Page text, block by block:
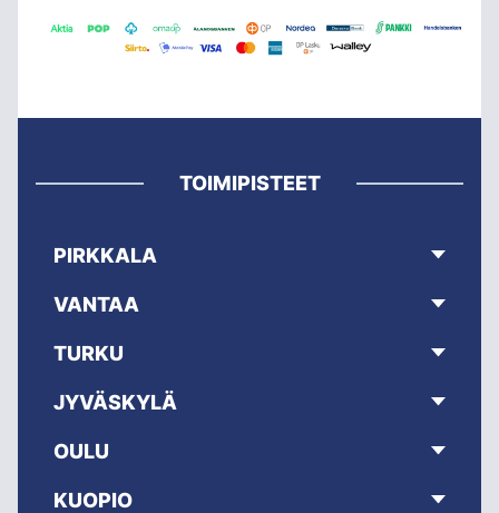
TOIMIPISTEET
PIRKKALA
VANTAA
TURKU
JYVÄSKYLÄ
OULU
KUOPIO